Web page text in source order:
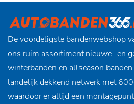
De voordeligste bandenwebshop
ons ruim assortiment nieuwe- en
winterbanden en allseason
landelijk dekkend netwerk met
waardoor er altijd een